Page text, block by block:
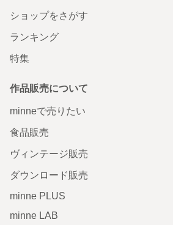
ショップをさがす
ランキング
特集
作品販売について
minneで売りたい
食品販売
ヴィンテージ販売
ダウンロード販売
minne PLUS
minne LAB